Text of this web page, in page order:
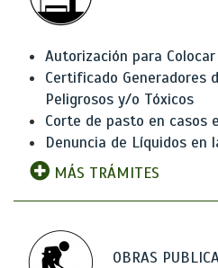
Autorización para
Certificado Generadores
Peligrosos y/o Tóxicos
Corte de pasto en casos
Denuncia de Líquidos en
MÁS TRÁMITES
OBRAS